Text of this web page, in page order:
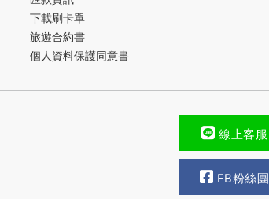
下載刷卡單
旅遊合約書
個人資料保護同意書
線上客服
FB粉絲團